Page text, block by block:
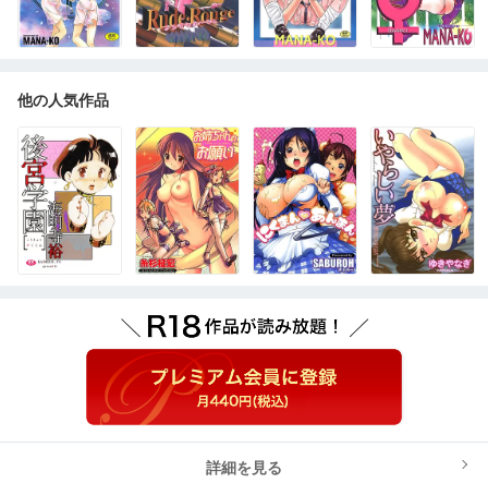
他の人気作品
詳細を見る